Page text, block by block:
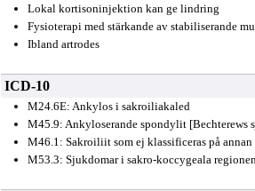
Lokal kortisoninjektion kan ge lindring
Fysioterapi med stärkande av stabiliserande
Ibland artrodes
ICD-10
M24.6E: Ankylos i sakroiliakaled
M45.9: Ankyloserande spondylit [Bechterews
M46.1: Sakroiliit som ej klassificeras på annan
M53.3: Sjukdomar i sakro-koccygeala